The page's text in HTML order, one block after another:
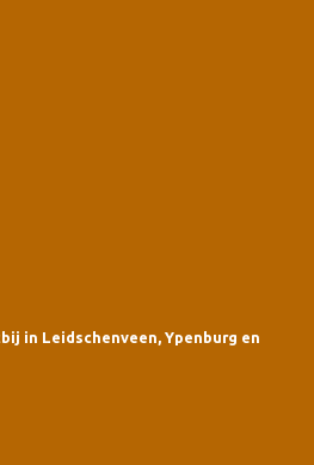
in Leidschenveen, Ypenburg en